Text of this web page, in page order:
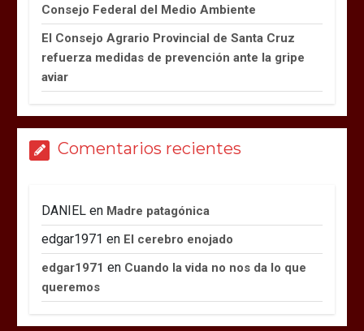
Consejo Federal del Medio Ambiente
El Consejo Agrario Provincial de Santa Cruz
refuerza medidas de prevención ante la gripe
aviar
Comentarios recientes
DANIEL en Madre patagónica
edgar1971 en El cerebro enojado
edgar1971 en Cuando la vida no nos da lo que
queremos